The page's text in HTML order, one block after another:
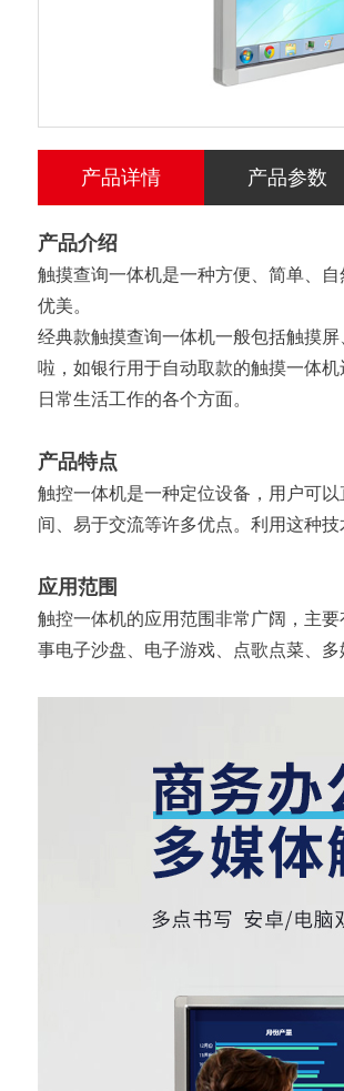
产品详情 产品参数
产品介绍
触摸查询一体机是一种方便、简单、
优美。
经典款触摸查询一体机一般包括触摸
啦，如银行用于自动取款的触摸一体
日常生活工作的各个方面。
产品特点
触控一体机是一种定位设备，用户可
间、易于交流等许多优点。利用这种
应用范围
触控一体机的应用范围非常广阔，主
事电子沙盘、电子游戏、点歌点菜、多